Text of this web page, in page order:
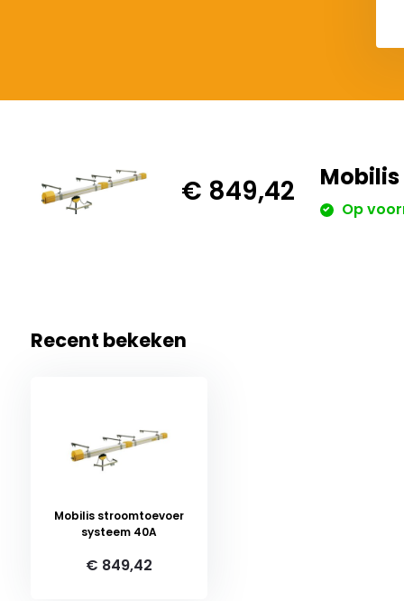
€ 849,42
Op
Recent bekeken
Mobilis stroomtoevoer
systeem 40A
€ 849,42